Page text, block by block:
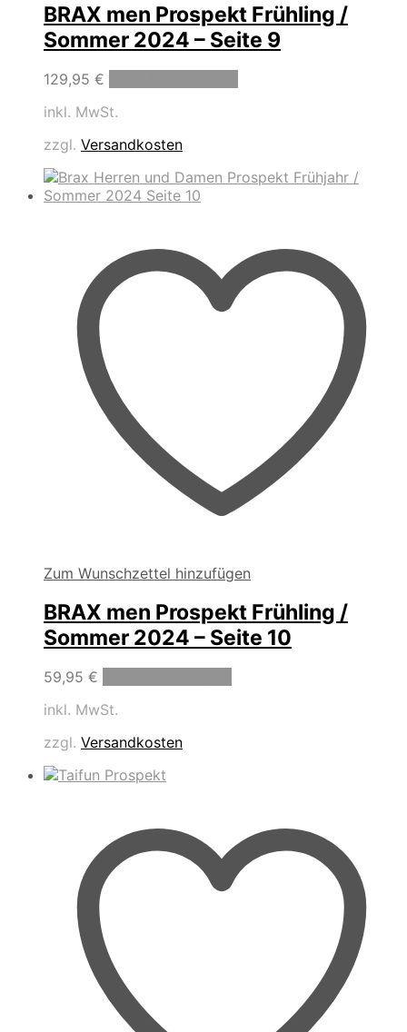
BRAX men Prospekt Frühling /
Sommer 2024 – Seite 9
129,95 €
inkl. MwSt.
zzgl. Versandkosten
Zum Wunschzettel hinzufügen
BRAX men Prospekt Frühling /
Sommer 2024 – Seite 10
59,95 €
inkl. MwSt.
zzgl. Versandkosten